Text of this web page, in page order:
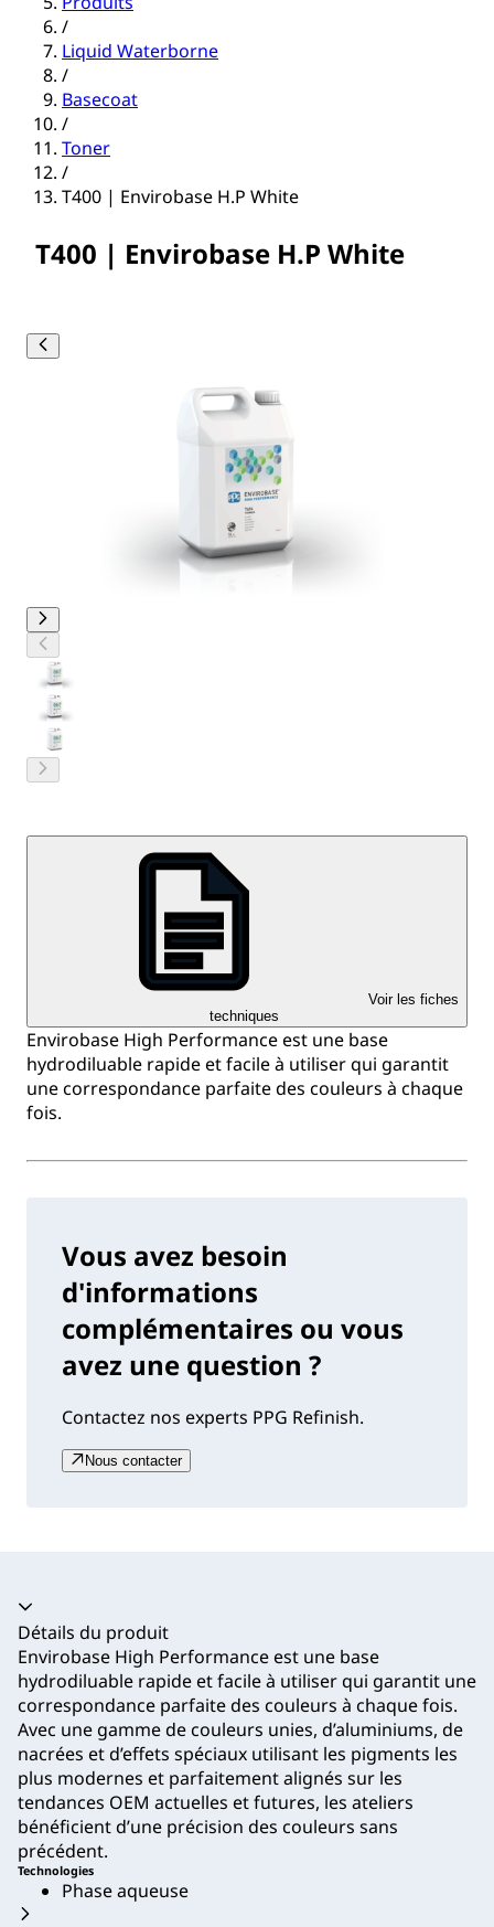
/
Liquid Waterborne
/
Basecoat
/
Toner
/
T400 | Envirobase H.P White
T400 | Envirobase H.P White
Voir les fiches
techniques
Envirobase High Performance est une base
hydrodiluable rapide et facile à utiliser qui garantit
une correspondance parfaite des couleurs à chaque
fois.
Vous avez besoin
d'informations
complémentaires ou vous
avez une question ?
Contactez nos experts PPG Refinish.
Nous contacter
Accordéon fermé
Détails du produit
Envirobase High Performance est une base
hydrodiluable rapide et facile à utiliser qui garantit une
correspondance parfaite des couleurs à chaque fois.
Avec une gamme de couleurs unies, d’aluminiums, de
nacrées et d’effets spéciaux utilisant les pigments les
plus modernes et parfaitement alignés sur les
tendances OEM actuelles et futures, les ateliers
bénéficient d’une précision des couleurs sans
précédent.
Technologies
Phase aqueuse